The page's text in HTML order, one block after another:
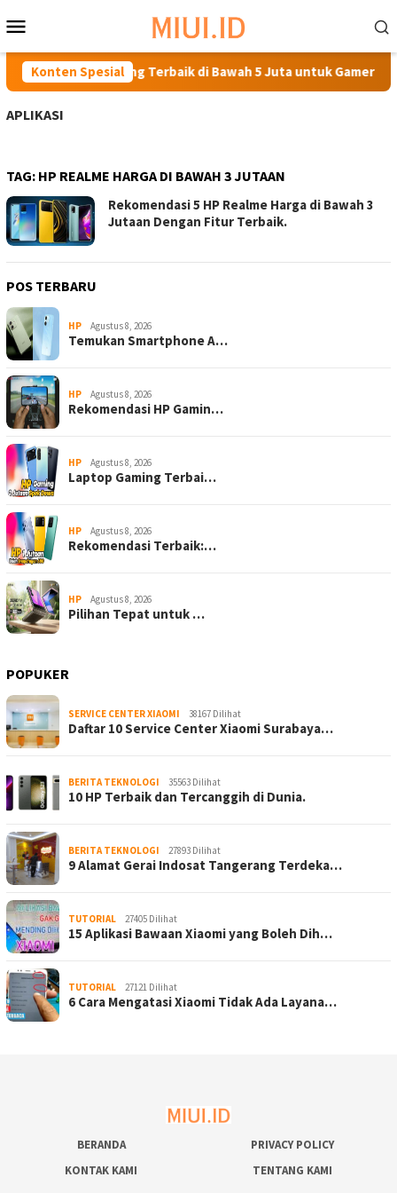
ke
kontenMobile
Konten Spesial
HP Gaming Terbaik di Bawah 5 Juta untuk Gamer
APLIKASI
TAG: HP REALME HARGA DI BAWAH 3 JUTAAN
Rekomendasi 5 HP Realme Harga di Bawah 3
Jutaan Dengan Fitur Terbaik.
POS TERBARU
HP Agustus 8, 2026
Temukan Smartphone A…
HP Agustus 8, 2026
Rekomendasi HP Gamin…
HP Agustus 8, 2026
Laptop Gaming Terbai…
HP Agustus 8, 2026
Rekomendasi Terbaik:…
HP Agustus 8, 2026
Pilihan Tepat untuk …
POPUKER
SERVICE CENTER XIAOMI 38167 Dilihat
Daftar 10 Service Center Xiaomi Surabaya…
BERITA TEKNOLOGI 35563 Dilihat
10 HP Terbaik dan Tercanggih di Dunia.
BERITA TEKNOLOGI 27893 Dilihat
9 Alamat Gerai Indosat Tangerang Terdeka…
TUTORIAL 27405 Dilihat
15 Aplikasi Bawaan Xiaomi yang Boleh Dih…
TUTORIAL 27121 Dilihat
6 Cara Mengatasi Xiaomi Tidak Ada Layana…
BERANDA
PRIVACY POLICY
KONTAK KAMI
TENTANG KAMI